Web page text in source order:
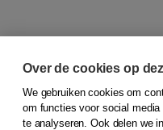
© 2026Koninklijke Boom
Over de cookies op
We gebruiken cookies om
om functies voor social
te analyseren. Ook delen we